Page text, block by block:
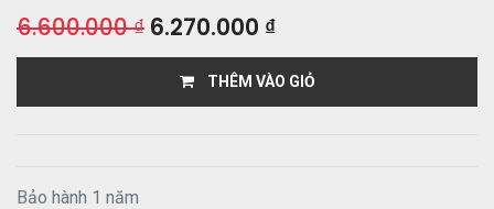
6.600.000₫ 6.270.000 ₫
THÊM VÀO GIỎ
Bảo hành 1 năm